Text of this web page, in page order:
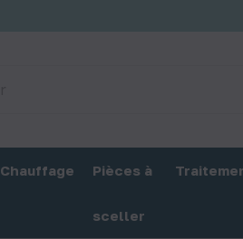
Chauffage Pièces à
sceller